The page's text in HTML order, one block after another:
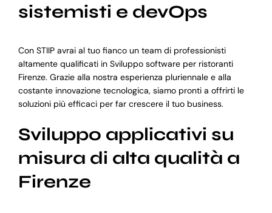
sistemisti e devOps
Con STIIP avrai al tuo fianco un team di professionisti
altamente qualificati in Sviluppo software per ristoranti
Firenze. Grazie alla nostra esperienza pluriennale e alla
costante innovazione tecnologica, siamo pronti a offrirti le
soluzioni più efficaci per far crescere il tuo business.
Sviluppo applicativi su
misura di alta qualità a
Firenze